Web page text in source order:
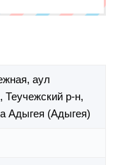
аул
Теучежский р-н,
Адыгея (Адыгея)